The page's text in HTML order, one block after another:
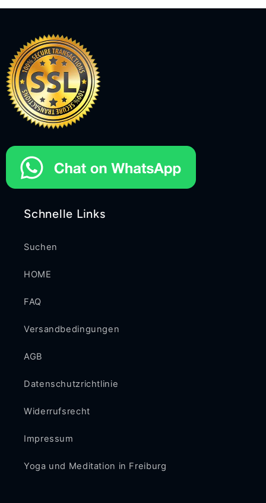
Schnelle Links
Suchen
HOME
FAQ
Versandbedingungen
AGB
Datenschutzrichtlinie
Widerrufsrecht
Impressum
Yoga und Meditation in Freiburg